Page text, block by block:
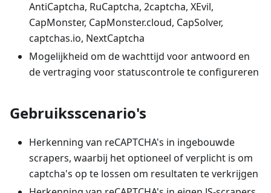
AntiCaptcha, RuCaptcha, 2captcha, XEvil,
CapMonster, CapMonster.cloud, CapSolver,
captchas.io, NextCaptcha
Mogelijkheid om de wachttijd voor antwoord en
de vertraging voor statuscontrole te configureren
Gebruiksscenario's
Herkenning van reCAPTCHA's in ingebouwde
scrapers, waarbij het optioneel of verplicht is om
captcha's op te lossen om resultaten te verkrijgen